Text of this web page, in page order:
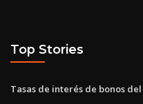
Top Stories
Tasas de interés de bonos